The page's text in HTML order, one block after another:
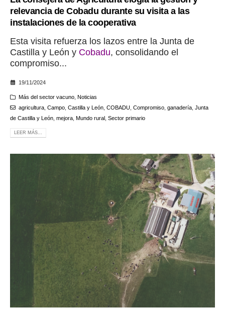
relevancia de Cobadu durante su visita a las
instalaciones de la cooperativa
Esta visita refuerza los lazos entre la Junta de
Castilla y León y Cobadu, consolidando el
compromiso...
19/11/2024
Más del sector vacuno, Noticias
agricultura, Campo, Castilla y León, COBADU, Compromiso, ganadería, Junta
de Castilla y León mejora Mundo rural Sector primario
LEER MÁS...